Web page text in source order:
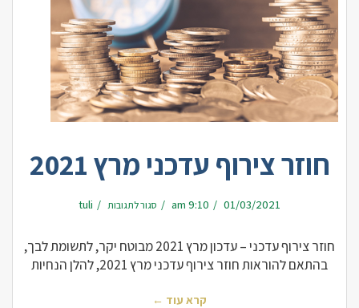
חוזר צירוף עדכני מרץ 2021
01/03/2021
9:10 am סגור לתגובות על
חוזר tuli
חוזר צירוף עדכני – עדכון מרץ 2021 מבוטח יקר, לתשומת לבך,
בהתאם להוראות חוזר צירוף עדכני מרץ 2021, להלן הנחיות
קרא עוד ←